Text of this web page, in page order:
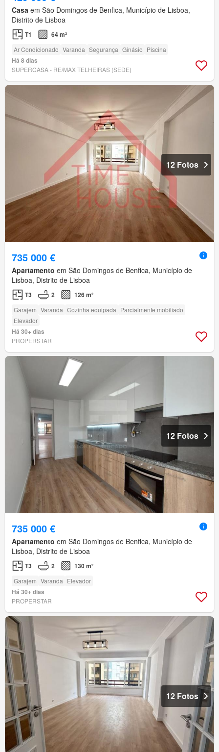
Casa em São Domingos de Benfica, Município de Lisboa,
Distrito de Lisboa
T1 64 m²
Ar Condicionado Varanda Segurança Ginásio Piscina
Há 8 dias
SUPERCASA - RE/MAX TELHEIRAS (SEDE)
12 Fotos
735 000 €
Apartamento em São Domingos de Benfica, Município de
Lisboa, Distrito de Lisboa
T3 2 126 m²
Garajem Varanda Cozinha equipada Parcialmente mobiliado
Elevador
Há 30+ dias
PROPERSTAR
12 Fotos
735 000 €
Apartamento em São Domingos de Benfica, Município de
Lisboa, Distrito de Lisboa
T3 2 130 m²
Garajem Varanda Elevador
Há 30+ dias
PROPERSTAR
12 Fotos